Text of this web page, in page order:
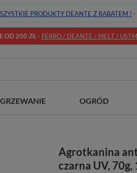
PRODUKTY DEANTE Z RABATEM ! -
OD 200 ZŁ- FERRO / DEANTE / MELT /
OGRÓD
Agrotkanina
czarna UV, 70g,